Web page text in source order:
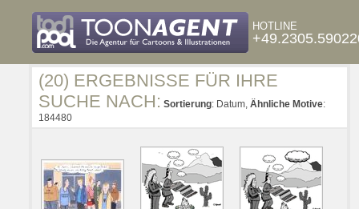
HOTLINE
(20) ERGEBNISSE FÜR IHRE
SUCHE NACH: Sortierung: Datum, Ähnliche Motive:
184480